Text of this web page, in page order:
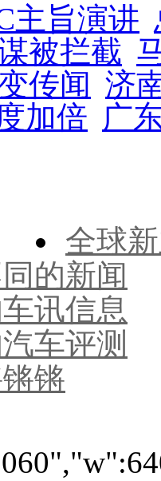
主旨演讲
被拦截
传闻 济
加倍 广
全球
的新闻
讯信息
车评测
锵